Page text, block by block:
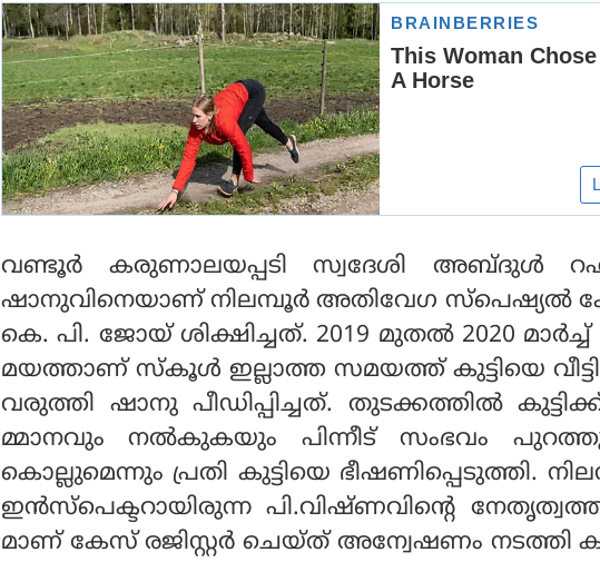
വണ്ടൂർ കരുണാലയപ്പടി സ്വദേശി അബ്ദുൾ
ഷാനുവിനെയാണ് നിലമ്പൂർ അതിവേഗ സ്പെഷ്യൽ
കെ. പി. ജോയ് ശിക്ഷിച്ചത്. 2019 മുതൽ 2020
മയത്താണ് സ്കൂൾ ഇല്ലാത്ത സമയത്ത് കുട്ടിയെ
വരുത്തി ഷാനു പീഡിപ്പിച്ചത്. തുടക്കത്തിൽ
മ്മാനവും നൽകുകയും പിന്നീട് സംഭവം
കൊല്ലുമെന്നും പ്രതി കുട്ടിയെ ഭീഷണിപ്പെടുത്തി.
ഇൻസ്പെക്ടറായിരുന്ന പി.വിഷ്ണവിൻ്റെ
മാണ് കേസ് രജിസ്റ്റർ ചെയ്ത് അന്വേഷണം നടത്തി